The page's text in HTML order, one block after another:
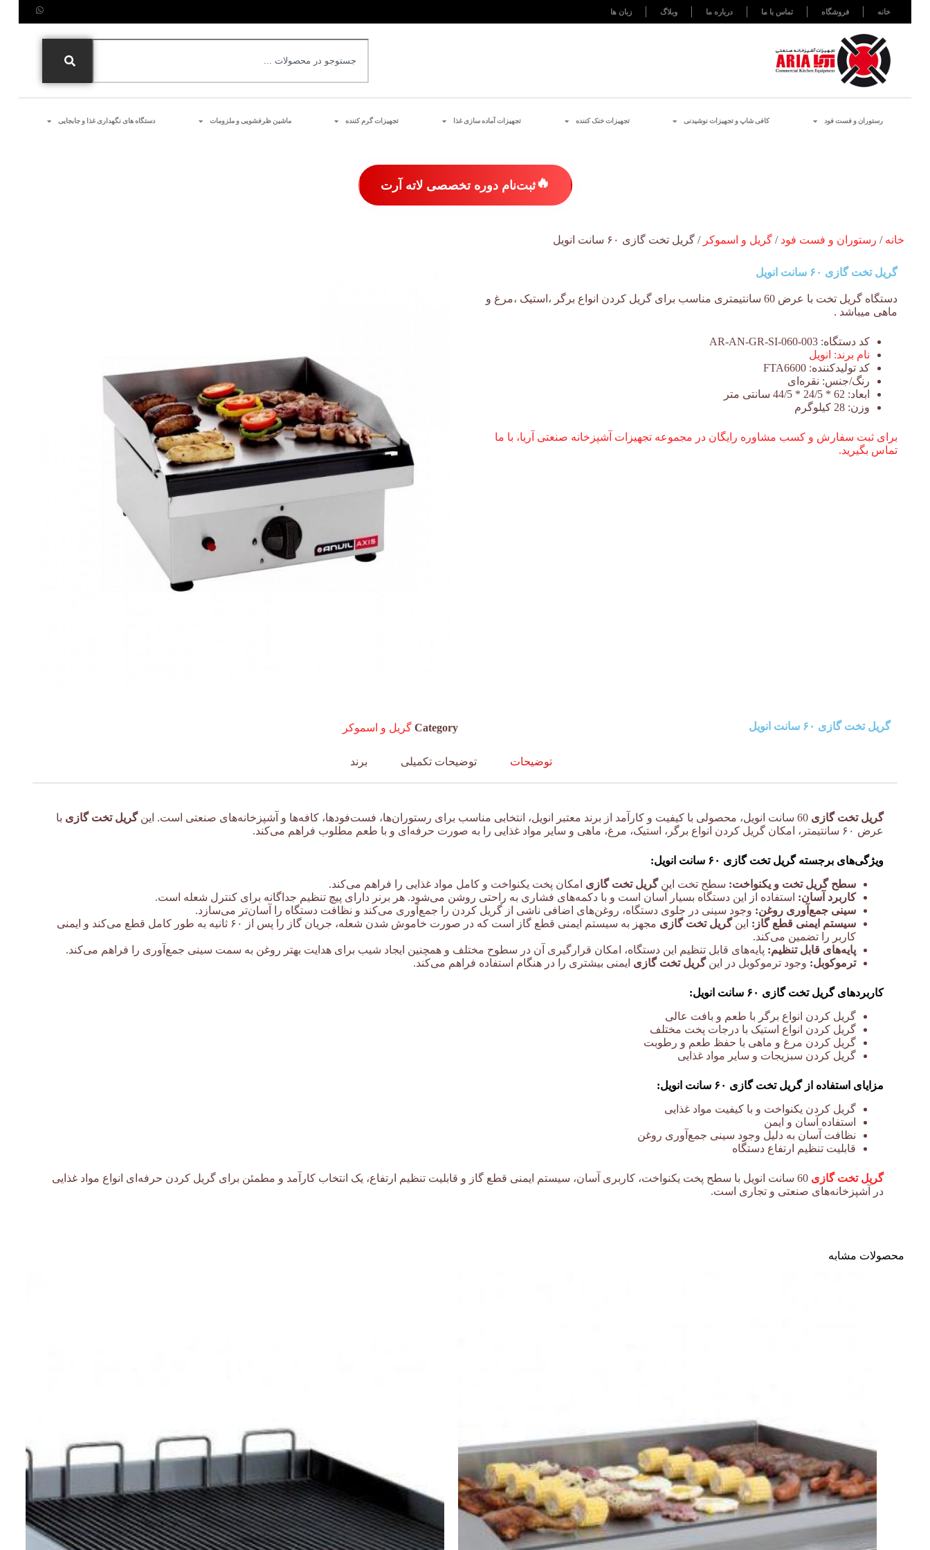
خانه فروشگاه تماس با ما درباره ما وبلاگ زبان ها
رستوران و فست فود کافی شاپ و تجهیزات نوشیدنی تجهیزات خنک کننده تجهیزات آماده سازی غذا تجهیزات گرم کننده ماشین ظرفشویی و ملزومات دستگاه های نگهداری غذا و جابجایی
🔥ثبت‌نام دوره تخصصی لاته آرت
خانه / رستوران و فست فود / گریل و اسموکر / گریل تخت گازی ۶۰ سانت انویل
گریل تخت گازی ۶۰ سانت انویل
دستگاه گریل تخت با عرض 60 سانتیمتری مناسب برای گریل کردن انواع برگر ،استیک ،مرغ و
ماهی میباشد .
کد دستگاه: AR-AN-GR-SI-060-003
نام برند: انویل
کد تولیدکننده: FTA6600
رنگ/جنس: نقره‌ای
ابعاد: 62 * 24/5 * 44/5 سانتی متر
وزن: 28 کیلوگرم
برای ثبت سفارش و کسب مشاوره رایگان در مجموعه تجهیزات آشپزخانه صنعتی آریا، با ما
تماس بگیرید.
گریل تخت گازی ۶۰ سانت انویل Category گریل و اسموکر
توضیحات توضیحات تکمیلی برند
گریل تخت گازی گریل تخت گازی با
عرض ۶۰ سانتیمتر، امکان گریل کردن انواع برگر، استیک، مرغ، ماهی و سایر مواد غذایی را به صورت حرفه‌ای و با طعم مطلوب فراهم می‌کند.
ویژگی‌های برجسته گریل تخت گازی ۶۰ سانت انویل:
سطح گریل تخت و یکنواخت: سطح تخت اینگریل تخت گازی امکان پخت یکنواخت و کامل مواد غذایی را فراهم می‌کند.
کاربرد آسان: استفاده از این دستگاه بسیار آسان است و با دکمه‌های فشاری به راحتی روشن می‌شود. هر برنر دارای پیچ تنظیم جداگانه برای کنترل شعله است.
سینی جمع‌آوری روغن: وجود سینی در جلوی دستگاه، روغن‌های اضافی ناشی از گریل کردن را جمع‌آوری می‌کند و نظافت دستگاه را آسان‌تر می‌سازد.
سیستم ایمنی قطع گاز: اینگریل تخت گازی
مجهز به سیستم ایمنی قطع گاز است که در صورت خاموش شدن شعله، جریان گاز را پس از ۶۰ ثانیه به طور کامل قطع می‌کند و ایمنی
کاربر را تضمین می‌کند.
پایه‌های قابل تنظیم: پایه‌های قابل تنظیم این دستگاه، امکان قرارگیری آن در سطوح مختلف و همچنین ایجاد شیب برای هدایت بهتر روغن به سمت سینی جمع‌آوری را فراهم می‌کند.
ترموکوبل: وجود ترموکوبل در اینگریل تخت گازی ایمنی بیشتری را در هنگام استفاده فراهم می‌کند.
کاربردهای گریل تخت گازی ۶۰ سانت انویل:
گریل کردن انواع برگر با طعم و بافت عالی
گریل کردن انواع استیک با درجات پخت مختلف
گریل کردن مرغ و ماهی با حفظ طعم و رطوبت
گریل کردن سبزیجات و سایر مواد غذایی
مزایای استفاده از گریل تخت گازی ۶۰ سانت انویل:
گریل کردن یکنواخت و با کیفیت مواد غذایی
استفاده آسان و ایمن
نظافت آسان به دلیل وجود سینی جمع‌آوری روغن
قابلیت تنظیم ارتفاع دستگاه
گریل تخت گازی
60 سانت انویل با سطح پخت یکنواخت، کاربری آسان، سیستم ایمنی قطع گاز و قابلیت تنظیم ارتفاع، یک انتخاب کارآمد و مطمئن برای گریل کردن حرفه‌ای انواع مواد غذایی
در آشپزخانه‌های صنعتی و تجاری است.
محصولات مشابه